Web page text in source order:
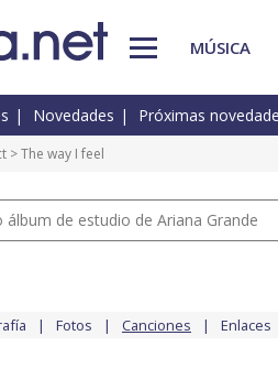
MÚSICA
Novedades Próximas
> The way I feel
de estudio de Ariana Grande
Fotos Canciones Enlaces